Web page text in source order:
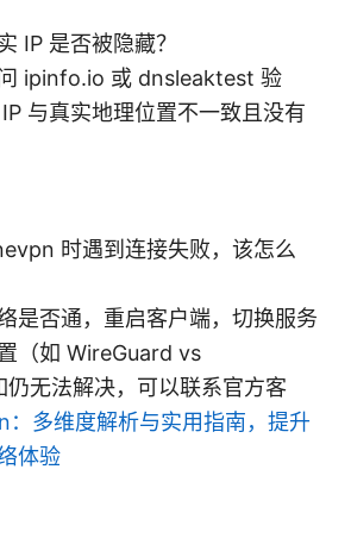
IP 是否被隐藏？
ipinfo.io 或 dnsleaktest 验
与真实地理位置不一致且没有
时遇到连接失败，该怎么
是否通，重启客户端，切换服务
（如 WireGuard vs
仍无法解决，可以联系官方客
：多维度解析与实用指南，提升
体验